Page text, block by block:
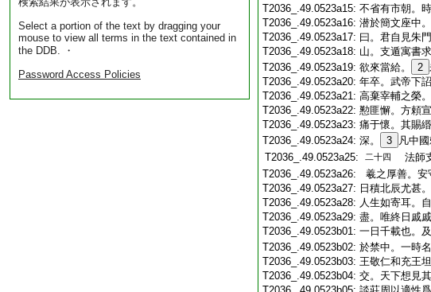
Select a portion of the text by dragging your
mouse to view all terms in the text contained in
the DDB. ・
Password Access Policies
T2036_.49.0523a15: 不省有市朝。
T2036_.49.0523a16: 潜於簡文座中
T2036_.49.0523a17: 曰。君自見朱
T2036_.49.0523a18: 山。支遁寓書
T2036_.49.0523a19: 欲來當給。 2
T2036_.49.0523a20: 年卒。武帝下
T2036_.49.0523a21: 高棄宰輔之榮
T2036_.49.0523a22: 懃匪懈。方頼
T2036_.49.0523a23: 痛于懷。其賜
T2036_.49.0523a24: 深。 3
凡中
T2036_.49.0523a25:
二十四
法師
T2036_.49.0523a26:
羲之厚善。安
T2036_.49.0523a27: 日積北辰尤甚
T2036_.49.0523a28: 人生如寄耳。
T2036_.49.0523a29: 盡。唯終日戚
T2036_.49.0523b01: 一日千載也。
T2036_.49.0523b02: 於禁中。一時
T2036_.49.0523b03: 王敬仁和充王
T2036_.49.0523b04: 交。天下想見